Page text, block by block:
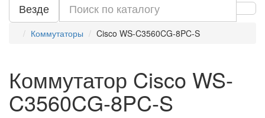
Везде
Коммутаторы Cisco WS-C3560CG-8PC-S
Коммутатор Cisco WS-
C3560CG-8PC-S